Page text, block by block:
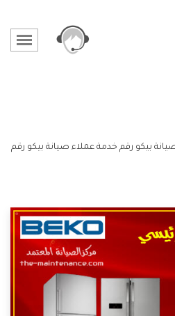
بيكو رقم خدمة عملاء صيانة بيكو رقم